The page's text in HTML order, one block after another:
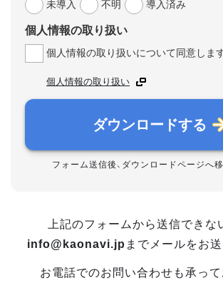
未導入
不明 導入済み
個人情報の取り扱い
個人情報の取り扱いについて同意します
個人情報の取り扱い
ダウンロードする
フォーム送信後、ダウンロードページへ移
上記のフォームから送信できな
info@kaonavi.jp までメールをお
お電話でのお問い合わせも承って